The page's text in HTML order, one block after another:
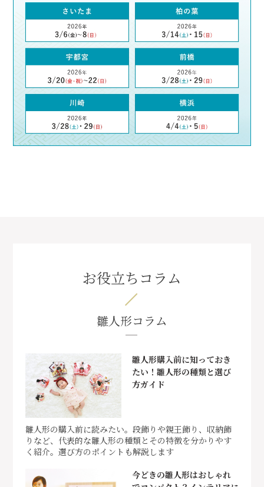
お役立ちコラム
雛人形コラム
雛人形購入前に知っておき
たい！雛人形の種類と選び
方ガイド
雛人形の購入前に読みたい。段飾りや親王飾り、収納飾
りなど、代表的な雛人形の種類とその特徴を分かりやす
く紹介。選び方のポイントも解説します
今どきの雛人形はおしゃれ